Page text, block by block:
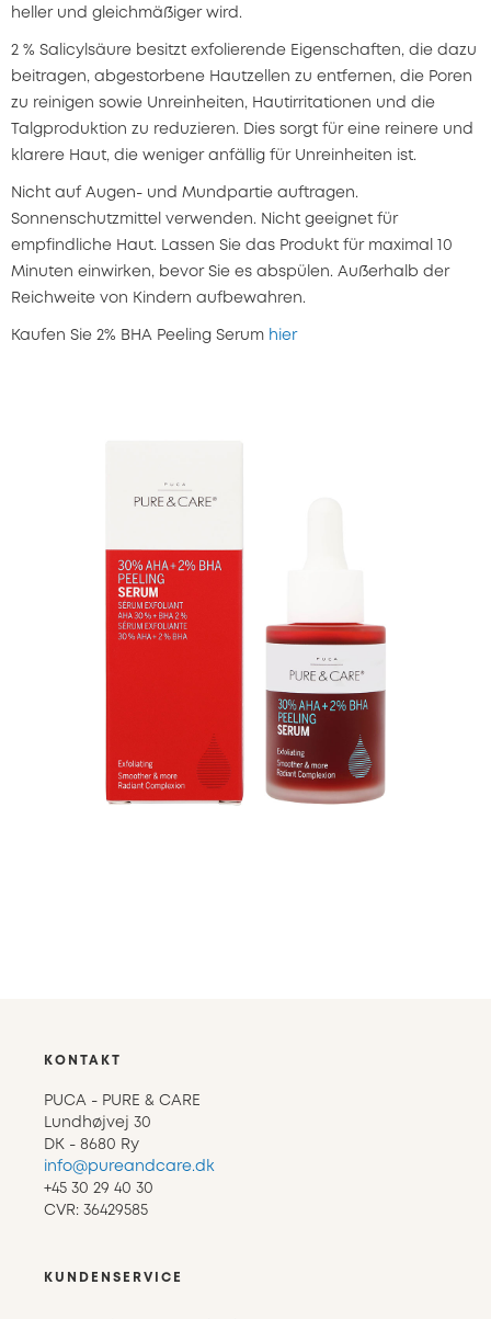
heller und gleichmäßiger wird.
2 % Salicylsäure besitzt exfolierende Eigenschaften, die dazu
beitragen, abgestorbene Hautzellen zu entfernen, die Poren
zu reinigen sowie Unreinheiten, Hautirritationen und die
Talgproduktion zu reduzieren. Dies sorgt für eine reinere und
klarere Haut, die weniger anfällig für Unreinheiten ist.
Nicht auf Augen- und Mundpartie auftragen.
Sonnenschutzmittel verwenden. Nicht geeignet für
empfindliche Haut. Lassen Sie das Produkt für maximal 10
Minuten einwirken, bevor Sie es abspülen. Außerhalb der
Reichweite von Kindern aufbewahren.
Kaufen Sie 2% BHA Peeling Serum hier
KONTAKT
PUCA - PURE & CARE
Lundhøjvej 30
DK - 8680 Ry
info@pureandcare.dk
+45 30 29 40 30
CVR: 36429585
KUNDENSERVICE